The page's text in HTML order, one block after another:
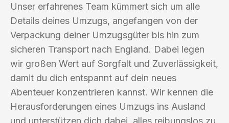
Unser erfahrenes Team kümmert sich um alle
Details deines Umzugs, angefangen von der
Verpackung deiner Umzugsgüter bis hin zum
sicheren Transport nach England. Dabei legen
wir großen Wert auf Sorgfalt und Zuverlässigkeit,
damit du dich entspannt auf dein neues
Abenteuer konzentrieren kannst. Wir kennen die
Herausforderungen eines Umzugs ins Ausland
und unterstützen dich dabei, alles reibungslos zu